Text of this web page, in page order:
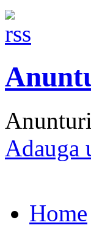
Adauga
Home